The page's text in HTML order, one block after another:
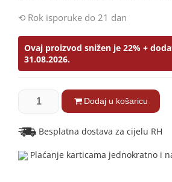
Rok isporuke do 21 dan
Ovaj proizvod snižen je 22% +
31.08.2026.
Dodaj u košaricu
Besplatna dostava za cijelu RH
Plaćanje karticama jednokratno i